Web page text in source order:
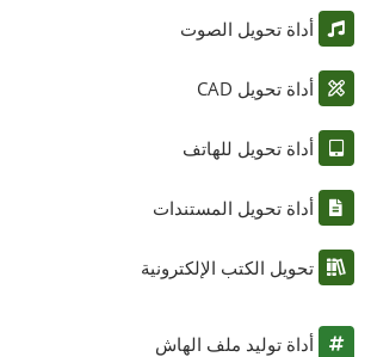
أداة تحويل الصوت
أداة تحويل CAD
أداة تحويل للهاتف
أداة تحويل المستندات
تحويل الكتب الإلكترونية
أداة توليد ملف الهاش